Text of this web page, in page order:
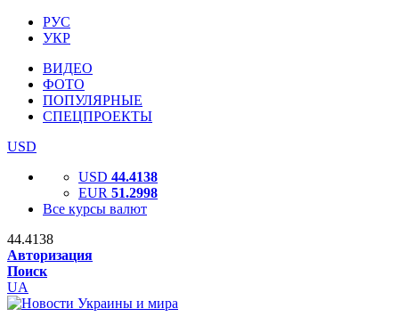
РУС
УКР
ВИДЕО
ФОТО
ПОПУЛЯРНЫЕ
СПЕЦПРОЕКТЫ
USD
USD 44.4138
EUR 51.2998
Все курсы валют
44.4138
Авторизация
Поиск
UA